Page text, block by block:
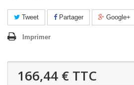
Tweet Partager Google+
Imprimer
166,44 € TTC